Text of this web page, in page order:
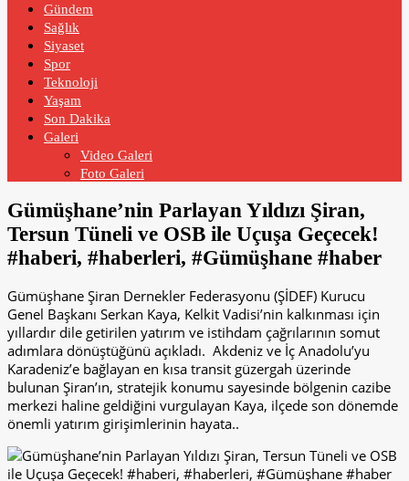
Gündem
Sağlık
Siyaset
Spor
Teknoloji
Yaşam
Son Dakika
Galeri
Video Galeri
Foto Galeri
Gümüşhane’nin Parlayan Yıldızı Şiran,
Tersun Tüneli ve OSB ile Uçuşa Geçecek!
#haberi, #haberleri, #Gümüşhane #haber
Gümüşhane Şiran Dernekler Federasyonu (ŞİDEF) Kurucu
Genel Başkanı Serkan Kaya, Kelkit Vadisi’nin kalkınması için
yıllardır dile getirilen yatırım ve istihdam çağrılarının somut
adımlara dönüştüğünü açıkladı. Akdeniz ve İç Anadolu’yu
Karadeniz’e bağlayan en kısa transit güzergah üzerinde
bulunan Şiran’ın, stratejik konumu sayesinde bölgenin cazibe
merkezi haline geldiğini vurgulayan Kaya, ilçede son dönemde
önemli yatırım girişimlerinin hayata..